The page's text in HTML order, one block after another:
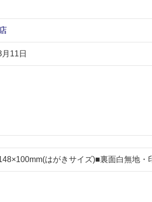
11日
はがきサイズ)■裏面白無地・